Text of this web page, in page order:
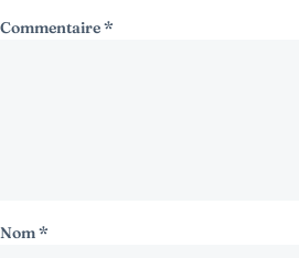
Commentaire*
Nom*